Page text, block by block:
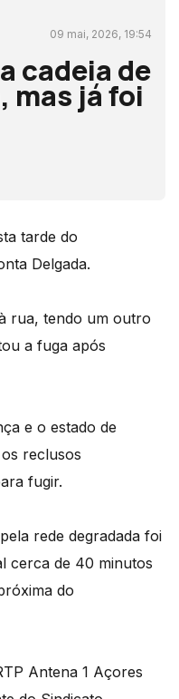
09 mai, 2026, 19:54
cadeia de
mas já foi
tarde do
Delgada.
rua, tendo um outro
a fuga após
e o estado de
reclusos
fugir.
rede degradada foi
cerca de 40 minutos
do
Antena 1 Açores